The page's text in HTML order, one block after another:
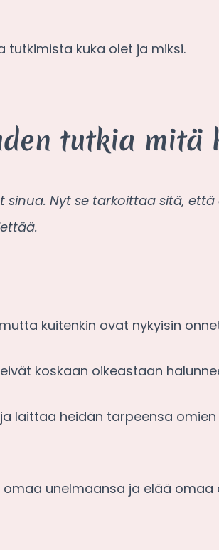
tutkimista kuka olet ja miksi.
tutkia mitä
Nyt se tarkoittaa sitä,
kuitenkin ovat nykyisin
koskaan oikeastaan
laittaa heidän tarpeensa
unelmaansa ja elää omaa